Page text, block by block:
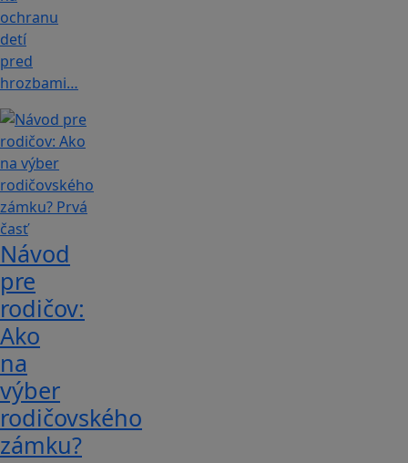
ochranu
detí
pred
hrozbami…
Návod
pre
rodičov:
Ako
na
výber
rodičovského
zámku?